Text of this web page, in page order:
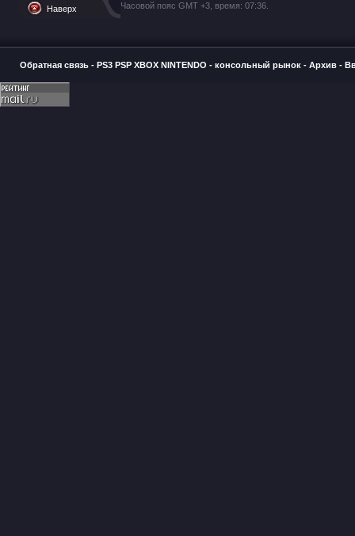
Наверх Часовой пояс GMT +3, время: 07:36
Обратная связь - PS3 PSP XBOX NINTENDO - консольный рынок - Архив -